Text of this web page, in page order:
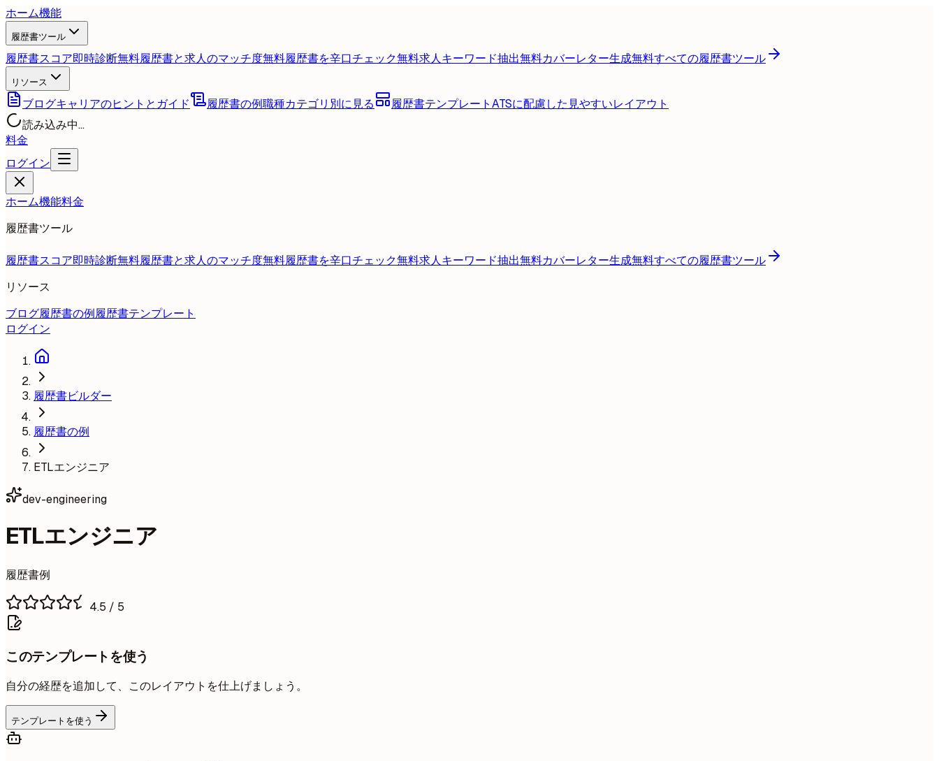
ホーム機能
履歴書ツール
履歴書スコア即時診断無料履歴書と求人のマッチ度無料履歴書を辛口チェック無料求人キーワード抽出無料カバーレター生成無料すべての履歴書ツール
リソース
ブログキャリアのヒントとガイド 履歴書の例職種カテゴリ別に見る 履歴書テンプレートATSに配慮した見やすいレイアウト
読み込み中...
料金
ログイン
ホーム機能料金
履歴書ツール
履歴書スコア即時診断無料履歴書と求人のマッチ度無料履歴書を辛口チェック無料求人キーワード抽出無料カバーレター生成無料すべての履歴書ツール
リソース
ブログ履歴書の例履歴書テンプレート
ログイン
履歴書ビルダー
履歴書の例
ETLエンジニア
dev-engineering
ETLエンジニア
履歴書例
4.5 / 5
このテンプレートを使う
自分の経歴を追加して、このレイアウトを仕上げましょう。
テンプレートを使う